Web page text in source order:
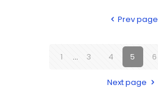
Prev page
1 ... 3 4 5 6
Next page